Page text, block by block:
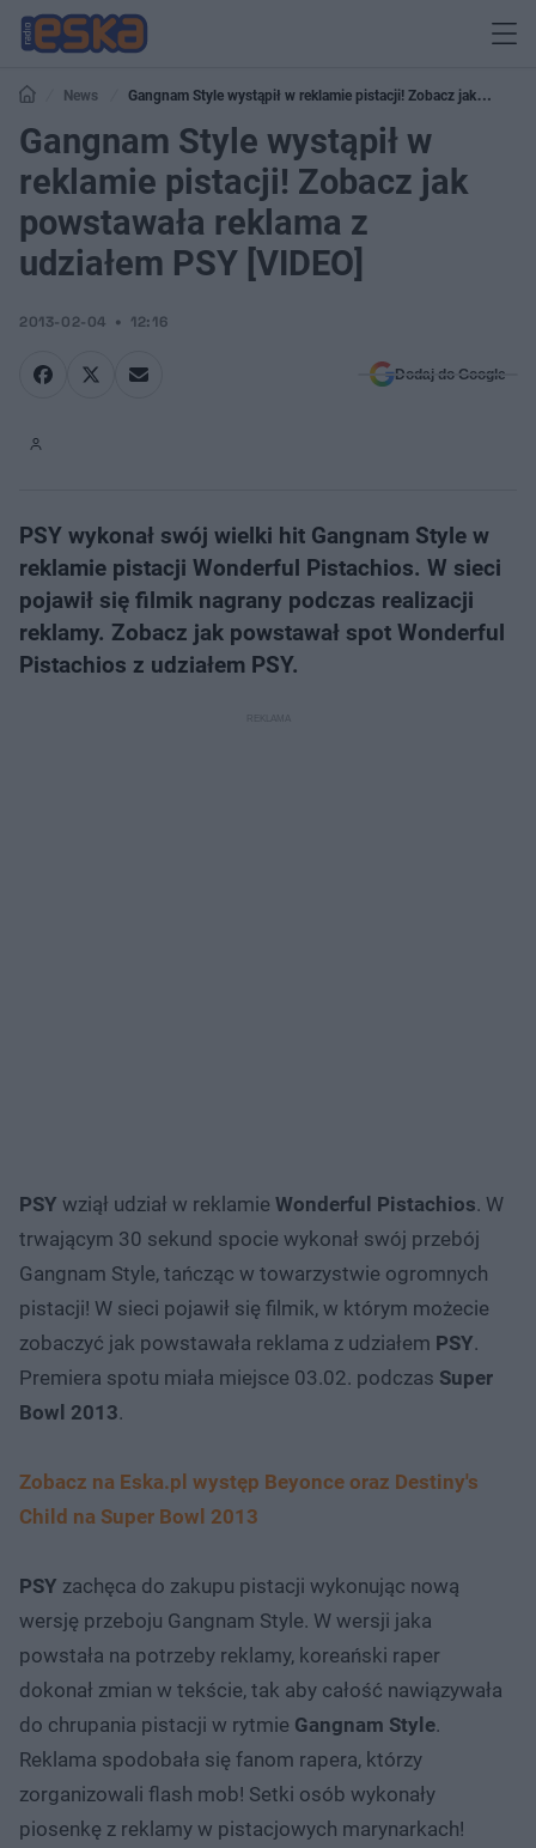
News
Gangnam Style wystąpił w reklamie pistacji! Zobacz jak
powstawała reklama z udziałem PSY [VIDEO]
Gangnam Style wystąpił w
reklamie pistacji! Zobacz jak
powstawała reklama z
udziałem PSY [VIDEO]
2013-02-04 12:16
Dodaj do Google
PSY wykonał swój wielki hit Gangnam Style w
reklamie pistacji Wonderful Pistachios. W sieci
pojawił się filmik nagrany podczas realizacji
reklamy. Zobacz jak powstawał spot Wonderful
Pistachios z udziałem PSY.
PSY wziął udział w reklamie Wonderful Pistachios. W
trwającym 30 sekund spocie wykonał swój przebój
Gangnam Style, tańcząc w towarzystwie ogromnych
pistacji! W sieci pojawił się filmik, w którym możecie
zobaczyć jak powstawała reklama z udziałem PSY.
Premiera spotu miała miejsce 03.02. podczas Super
Bowl 2013.
Zobacz na Eska.pl występ Beyonce oraz Destiny's
Child na Super Bowl 2013
PSY zachęca do zakupu pistacji wykonując nową
wersję przeboju Gangnam Style. W wersji jaka
powstała na potrzeby reklamy, koreański raper
dokonał zmian w tekście, tak aby całość nawiązywała
do chrupania pistacji w rytmie Gangnam Style.
Reklama spodobała się fanom rapera, którzy
zorganizowali flash mob! Setki osób wykonały
piosenkę z reklamy w pistacjowych marynarkach!